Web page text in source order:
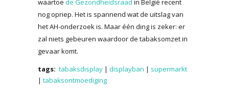
waartoe de Gezondheidsraad in België recent
nog opriep. Het is spannend wat de uitslag van
het AH-onderzoek is. Maar één ding is zeker: er
zal niets gebeuren waardoor de tabaksomzet in
gevaar komt.
tags: tabaksdisplay | displayban | supermarkt
| tabaksontmoediging